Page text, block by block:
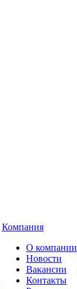
Компания
О компании
Новости
Вакансии
Контакты